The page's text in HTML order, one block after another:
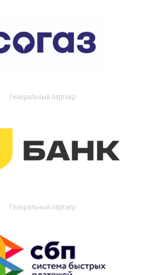
Генеральный партнер
Генеральный партнер